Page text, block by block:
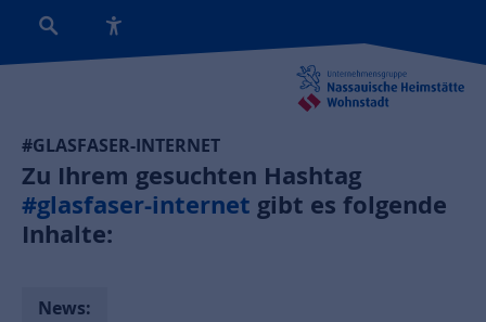
#GLASFASER-INTERNET
Zu Ihrem gesuchten Hashtag
#glasfaser-internet gibt es folgende
Inhalte:
News: